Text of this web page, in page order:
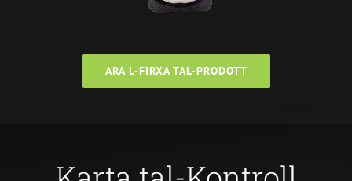
ARA L-FIRXA TAL-PRODOTT